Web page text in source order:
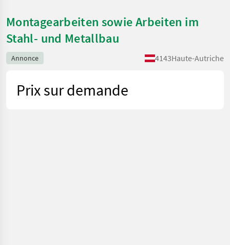
Montagearbeiten sowie Arbeiten im
Stahl- und Metallbau
Annonce 4143Haute-Autriche
Prix sur demande